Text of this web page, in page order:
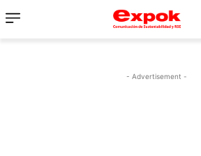
- Advertisement -